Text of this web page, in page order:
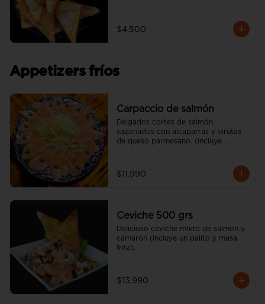
$4.500
Appetizers fríos
Carpaccio de salmón
Delgados cortes de salmón
sazonados con alcaparras y virutas
de queso parmesano. (incluye
$11.990
Ceviche 500 grs
Delicioso ceviche mixto de salmón y
camarón (incluye un palito y masa
frita).
$13.990